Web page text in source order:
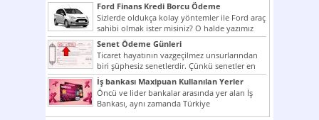
Ford Finans Kredi Borcu Ödeme
Sizlerde oldukça kolay yöntemler ile Ford araç
sahibi olmak ister misiniz? O halde yazımız
ilginizi...
Senet Ödeme Günleri
Ticaret hayatının vazgeçilmez unsurlarından
biri şüphesiz senetlerdir. Çünkü senetler en
çok kullanılan ödeme araçlarıdır. Taksitler...
İş bankası Maxipuan Kullanılan Yerler
Öncü ve lider bankalar arasında yer alan İş
Bankası, aynı zamanda Türkiye
Cumhuriyeti’nin ilk milli...